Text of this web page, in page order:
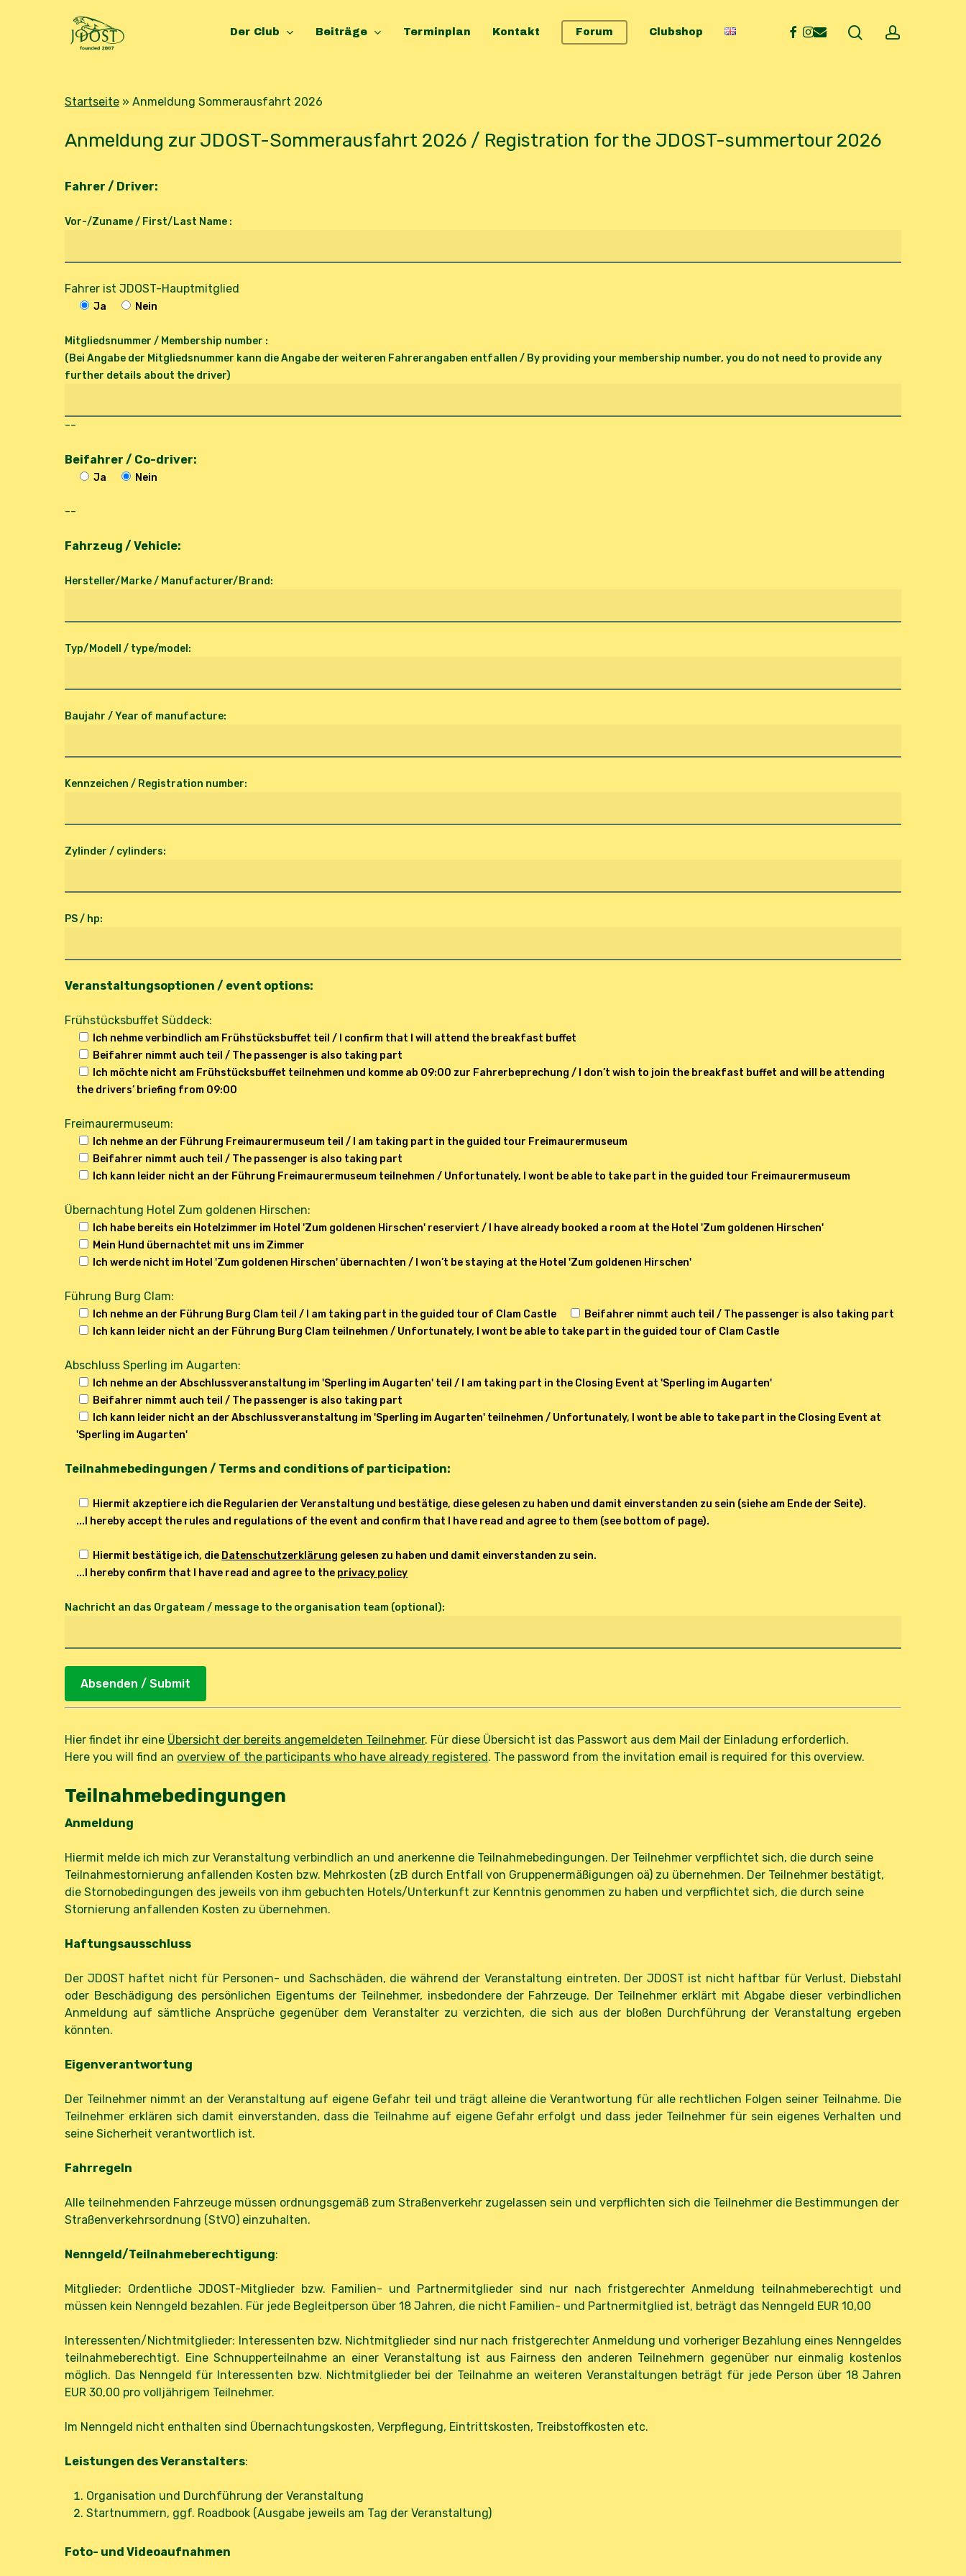
Der Club Beiträge Terminplan Kontakt Forum Clubshop facebook
instagram
email searchaccount
Startseite » Anmeldung Sommerausfahrt 2026
Anmeldung zur JDOST-Sommerausfahrt 2026 / Registration for the JDOST-summertour 2026
Fahrer / Driver:
Vor-/Zuname / First/Last Name :
Fahrer ist JDOST-Hauptmitglied
Ja Nein
Mitgliedsnummer / Membership number :
(Bei Angabe der Mitgliedsnummer kann die Angabe der weiteren Fahrerangaben entfallen / By providing your membership number, you do not need to provide any
further details about the driver)
--
Beifahrer / Co-driver:
Ja Nein
--
Fahrzeug / Vehicle:
Hersteller/Marke / Manufacturer/Brand:
Typ/Modell / type/model:
Baujahr / Year of manufacture:
Kennzeichen / Registration number:
Zylinder / cylinders:
PS / hp:
Veranstaltungsoptionen / event options:
Frühstücksbuffet Süddeck:
Ich nehme verbindlich am Frühstücksbuffet teil / I confirm that I will attend the breakfast buffet
Beifahrer nimmt auch teil / The passenger is also taking part
Ich möchte nicht am Frühstücksbuffet teilnehmen und komme ab 09:00 zur Fahrerbeprechung / I don’t wish to join the breakfast buffet and will be attending
the drivers’ briefing from 09:00
Freimaurermuseum:
Ich nehme an der Führung Freimaurermuseum teil / I am taking part in the guided tour Freimaurermuseum
Beifahrer nimmt auch teil / The passenger is also taking part
Ich kann leider nicht an der Führung Freimaurermuseum teilnehmen / Unfortunately, I wont be able to take part in the guided tour Freimaurermuseum
Übernachtung Hotel Zum goldenen Hirschen:
Ich habe bereits ein Hotelzimmer im Hotel 'Zum goldenen Hirschen' reserviert / I have already booked a room at the Hotel 'Zum goldenen Hirschen'
Mein Hund übernachtet mit uns im Zimmer
Ich werde nicht im Hotel 'Zum goldenen Hirschen' übernachten / I won’t be staying at the Hotel 'Zum goldenen Hirschen'
Führung Burg Clam:
Ich nehme an der Führung Burg Clam teil / I am taking part in the guided tour of Clam Castle
Beifahrer nimmt auch teil / The passenger is also taking part
Ich kann leider nicht an der Führung Burg Clam teilnehmen / Unfortunately, I wont be able to take part in the guided tour of Clam Castle
Abschluss Sperling im Augarten:
Ich nehme an der Abschlussveranstaltung im 'Sperling im Augarten' teil / I am taking part in the Closing Event at 'Sperling im Augarten'
Beifahrer nimmt auch teil / The passenger is also taking part
Ich kann leider nicht an der Abschlussveranstaltung im 'Sperling im Augarten' teilnehmen / Unfortunately, I wont be able to take part in the Closing Event at
'Sperling im Augarten'
Teilnahmebedingungen / Terms and conditions of participation:
Hiermit akzeptiere ich die Regularien der Veranstaltung und bestätige, diese gelesen zu haben und damit einverstanden zu sein (siehe am Ende der Seite).
...I hereby accept the rules and regulations of the event and confirm that I have read and agree to them (see bottom of page).
Hiermit bestätige ich, die Datenschutzerklärung gelesen zu haben und damit einverstanden zu sein.
...I hereby confirm that I have read and agree to the privacy policy
Nachricht an das Orgateam / message to the organisation team (optional):
Hier findet ihr eine Übersicht der bereits angemeldeten Teilnehmer. Für diese Übersicht ist das Passwort aus dem Mail der Einladung erforderlich.
Here you will find an overview of the participants who have already registered. The password from the invitation email is required for this overview.
Teilnahmebedingungen
Anmeldung
Hiermit melde ich mich zur Veranstaltung verbindlich an und anerkenne die Teilnahmebedingungen. Der Teilnehmer verpflichtet sich, die durch seine
Teilnahmestornierung anfallenden Kosten bzw. Mehrkosten (zB durch Entfall von Gruppenermäßigungen oä) zu übernehmen. Der Teilnehmer bestätigt,
die Stornobedingungen des jeweils von ihm gebuchten Hotels/Unterkunft zur Kenntnis genommen zu haben und verpflichtet sich, die durch seine
Stornierung anfallenden Kosten zu übernehmen.
Haftungsausschluss
Der JDOST haftet nicht für Personen- und Sachschäden, die während der Veranstaltung eintreten. Der JDOST ist nicht haftbar für Verlust, Diebstahl
oder Beschädigung des persönlichen Eigentums der Teilnehmer, insbedondere der Fahrzeuge. Der Teilnehmer erklärt mit Abgabe dieser verbindlichen
Anmeldung auf sämtliche Ansprüche gegenüber dem Veranstalter zu verzichten, die sich aus der bloßen Durchführung der Veranstaltung ergeben
könnten.
Eigenverantwortung
Der Teilnehmer nimmt an der Veranstaltung auf eigene Gefahr teil und trägt alleine die Verantwortung für alle rechtlichen Folgen seiner Teilnahme. Die
Teilnehmer erklären sich damit einverstanden, dass die Teilnahme auf eigene Gefahr erfolgt und dass jeder Teilnehmer für sein eigenes Verhalten und
seine Sicherheit verantwortlich ist.
Fahrregeln
Alle teilnehmenden Fahrzeuge müssen ordnungsgemäß zum Straßenverkehr zugelassen sein und verpflichten sich die Teilnehmer die Bestimmungen der
Straßenverkehrsordnung (StVO) einzuhalten.
Nenngeld/Teilnahmeberechtigung:
Mitglieder: Ordentliche JDOST-Mitglieder bzw. Familien- und Partnermitglieder sind nur nach fristgerechter Anmeldung teilnahmeberechtigt und
müssen kein Nenngeld bezahlen. Für jede Begleitperson über 18 Jahren, die nicht Familien- und Partnermitglied ist, beträgt das Nenngeld EUR 10,00
Interessenten/Nichtmitglieder: Interessenten bzw. Nichtmitglieder sind nur nach fristgerechter Anmeldung und vorheriger Bezahlung eines Nenngeldes
teilnahmeberechtigt. Eine Schnupperteilnahme an einer Veranstaltung ist aus Fairness den anderen Teilnehmern gegenüber nur einmalig kostenlos
möglich. Das Nenngeld für Interessenten bzw. Nichtmitglieder bei der Teilnahme an weiteren Veranstaltungen beträgt für jede Person über 18 Jahren
EUR 30,00 pro volljährigem Teilnehmer.
Im Nenngeld nicht enthalten sind Übernachtungskosten, Verpflegung, Eintrittskosten, Treibstoffkosten etc.
Leistungen des Veranstalters:
Organisation und Durchführung der Veranstaltung
Startnummern, ggf. Roadbook (Ausgabe jeweils am Tag der Veranstaltung)
Foto- und Videoaufnahmen